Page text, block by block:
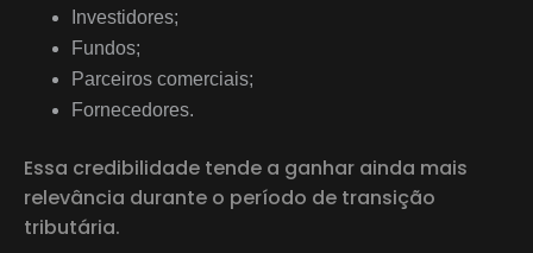
Investidores;
Fundos;
Parceiros comerciais;
Fornecedores.
Essa credibilidade tende a ganhar ainda mais
relevância durante o período de transição
tributária.